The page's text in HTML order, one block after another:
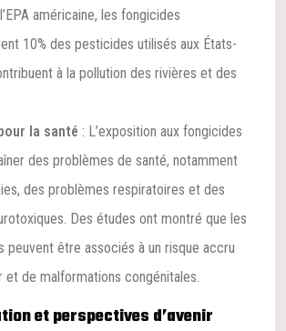
américaine, les fongicides
10% des pesticides utilisés aux États-
à la pollution des rivières et des
la santé : L’exposition aux fongicides
des problèmes de santé, notamment
des problèmes respiratoires et des
Des études ont montré que les
peuvent être associés à un risque accru
et de malformations congénitales.
et perspectives d’avenir